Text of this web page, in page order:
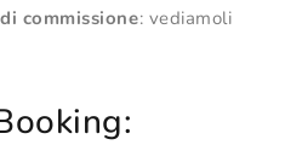
commissione: vediamoli